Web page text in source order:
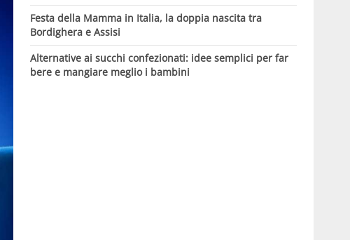
Festa della Mamma in Italia, la doppia nascita tra
Bordighera e Assisi
Alternative ai succhi confezionati: idee semplici per far
bere e mangiare meglio i bambini